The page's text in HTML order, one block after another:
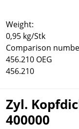
Weight:
0,95 kg/Stk
Comparison
456.210 OEG
456.210
Zyl.
400000